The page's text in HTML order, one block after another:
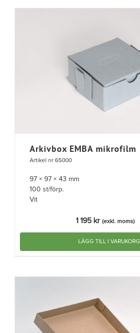
Arkivbox EMBA mikrofilm
Artikel nr 65000
97 × 97 × 43 mm
100 st/förp.
Vit
1 195 kr (exkl. moms)
LÄGG TILL I VARUKORG